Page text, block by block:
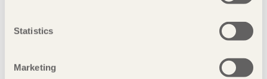
Statistics
Marketing